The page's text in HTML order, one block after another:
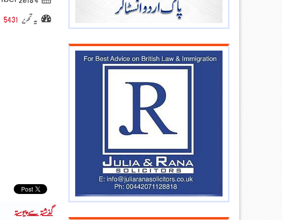
یہ تحریر 5431
گذشتہ سے پیوستہ